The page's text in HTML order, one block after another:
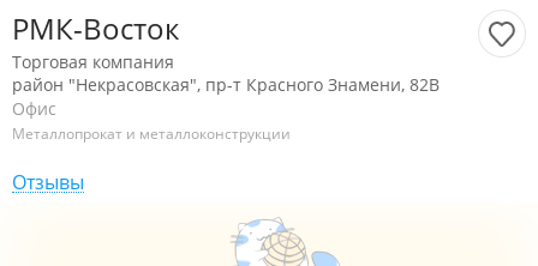
РМК-Восток
Торговая компания
район "Некрасовская", пр-т Красного Знамени, 82В
Офис
Металлопрокат и металлоконструкции
Отзывы